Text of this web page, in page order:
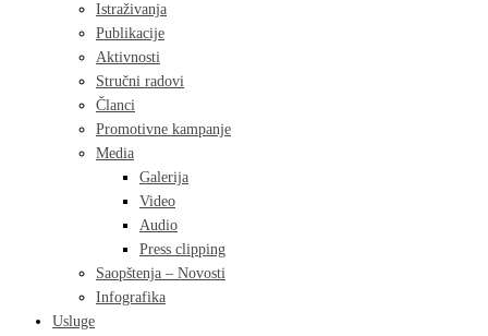
Istraživanja
Publikacije
Aktivnosti
Stručni radovi
Članci
Promotivne kampanje
Media
Galerija
Video
Audio
Press clipping
Saopštenja – Novosti
Infografika
Usluge